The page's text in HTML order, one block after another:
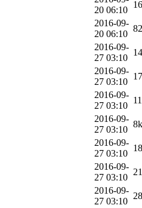
20 06:10
2016-09-
20 06:10
2016-09-
27 03:10
2016-09-
27 03:10
2016-09-
27 03:10
2016-09-
27 03:10
8k
2016-09-
27 03:10
2016-09-
27 03:10
2016-09-
27 03:10